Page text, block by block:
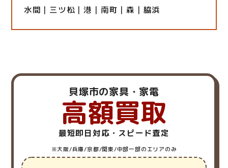
水間｜三ツ松｜港｜南町｜森｜脇浜
貝塚市の家具・家電
高額買取
最短即日対応・スピード査定
※大阪/兵庫/京都/関東/中部一部のエリアのみ